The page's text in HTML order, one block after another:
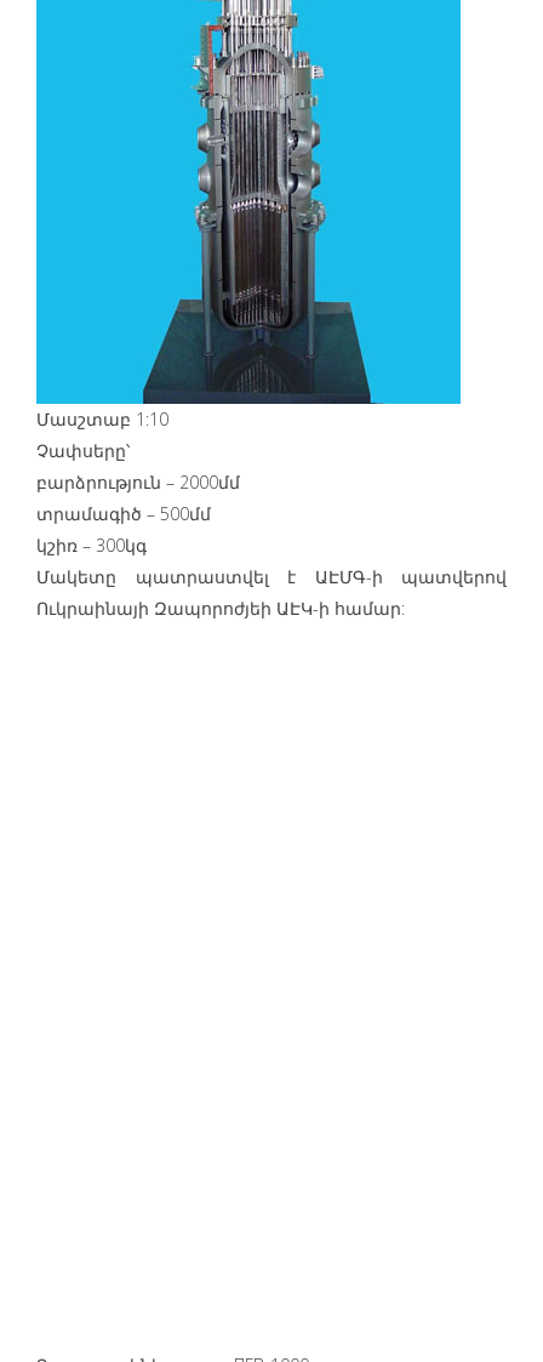
Մասշտաբ 1:10
Չափսերը՝
բարձրություն – 2000մմ
տրամագիծ – 500մմ
կշիռ – 300կգ
Մակետը պատրաստվել է ԱԷՄԳ-ի պատվերով
Ուկրաինայի Զապորոժյեի ԱԷԿ-ի համար: